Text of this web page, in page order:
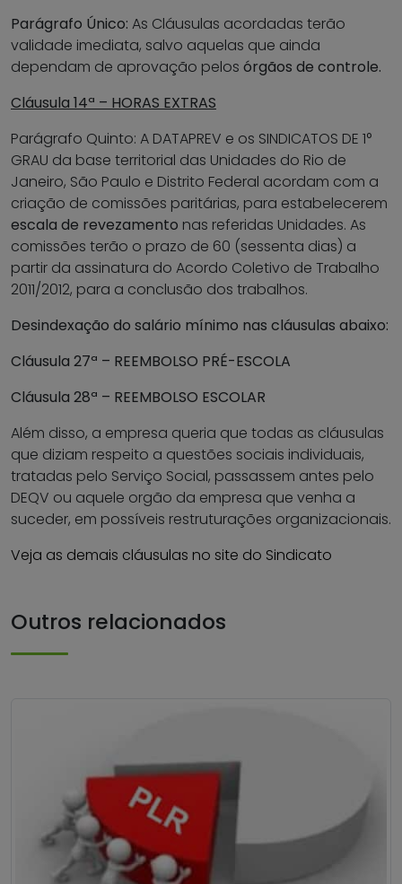
Parágrafo Único: As Cláusulas acordadas terão
validade imediata, salvo aquelas que ainda
dependam de aprovação pelos órgãos de controle.
Cláusula 14ª – HORAS EXTRAS
Parágrafo Quinto: A DATAPREV e os SINDICATOS DE 1°
GRAU da base territorial das Unidades do Rio de
Janeiro, São Paulo e Distrito Federal acordam com a
criação de comissões paritárias, para estabelecerem
escala de revezamento nas referidas Unidades. As
comissões terão o prazo de 60 (sessenta dias) a
partir da assinatura do Acordo Coletivo de Trabalho
2011/2012, para a conclusão dos trabalhos.
Desindexação do salário mínimo nas cláusulas abaixo:
Cláusula 27ª – REEMBOLSO PRÉ-ESCOLA
Cláusula 28ª – REEMBOLSO ESCOLAR
Além disso, a empresa queria que todas as cláusulas
que diziam respeito a questões sociais individuais,
tratadas pelo Serviço Social, passassem antes pelo
DEQV ou aquele orgão da empresa que venha a
suceder, em possíveis restruturações organizacionais.
Veja as demais cláusulas no site do Sindicato
Outros relacionados